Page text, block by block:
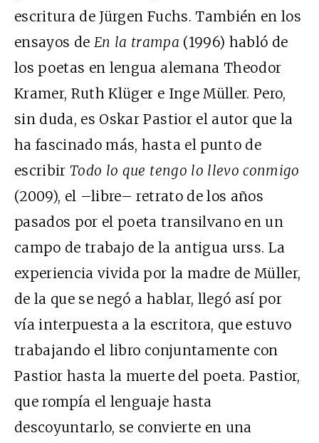
escritura de Jürgen Fuchs. También en los
ensayos de En la trampa (1996) habló de
los poetas en lengua alemana Theodor
Kramer, Ruth Klüger e Inge Müller. Pero,
sin duda, es Oskar Pastior el autor que la
ha fascinado más, hasta el punto de
escribirTodo lo que tengo lo llevo conmigo
(2009), el –libre– retrato de los años
pasados por el poeta transilvano en un
campo de trabajo de la antigua urss. La
experiencia vivida por la madre de Müller,
de la que se negó a hablar, llegó así por
vía interpuesta a la escritora, que estuvo
trabajando el libro conjuntamente con
Pastior hasta la muerte del poeta. Pastior,
que rompía el lenguaje hasta
descoyuntarlo, se convierte en una